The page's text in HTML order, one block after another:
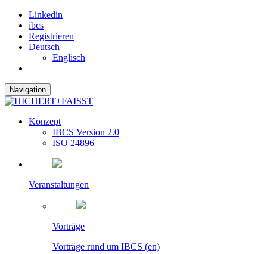
Linkedin
ibcs
Registrieren
Deutsch
Englisch
Navigation
Konzept
IBCS Version 2.0
ISO 24896
Veranstaltungen
Vorträge
Vorträge rund um IBCS (en)